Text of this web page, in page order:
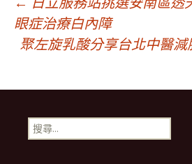
文
章
導
航
眼症治療白內障
聚左旋乳酸分享台北中醫
搜
尋